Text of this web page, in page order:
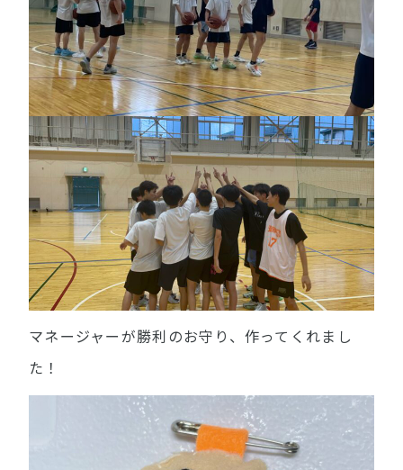
マネージャーが勝利のお守り、作ってくれまし
た！